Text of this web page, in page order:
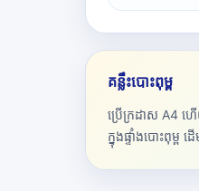
គន្លឹះបោះពុម្ព
ប្រើក្រដាស A4 ហ
ក្នុងផ្ទាំងបោះពុម្ព